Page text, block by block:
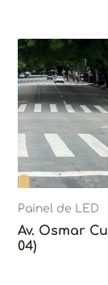
Painel de LED
Av. Osmar
04)